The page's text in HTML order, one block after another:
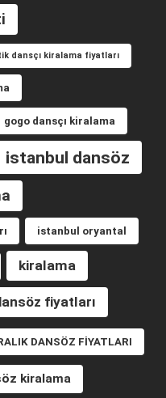
dansçı kiralama fiyatları
gogo dansçı kiralama
istanbul dansöz
istanbul oryantal
kiralama
fiyatları
DANSÖZ FİYATLARI
kiralama